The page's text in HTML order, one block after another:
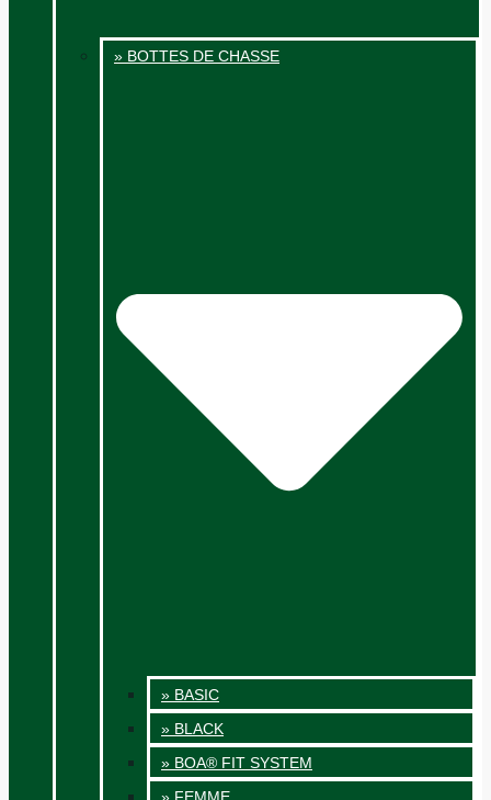
» BOTTES DE CHASSE
» BASIC
» BLACK
» BOA® FIT SYSTEM